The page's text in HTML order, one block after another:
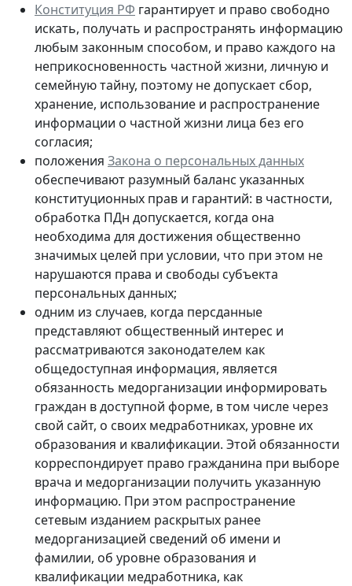
Конституция РФ гарантирует и право свободно
искать, получать и распространять информацию
любым законным способом, и право каждого на
неприкосновенность частной жизни, личную и
семейную тайну, поэтому не допускает сбор,
хранение, использование и распространение
информации о частной жизни лица без его
согласия;
положения Закона о персональных данных
обеспечивают разумный баланс указанных
конституционных прав и гарантий: в частности,
обработка ПДн допускается, когда она
необходима для достижения общественно
значимых целей при условии, что при этом не
нарушаются права и свободы субъекта
персональных данных;
одним из случаев, когда персданные
представляют общественный интерес и
рассматриваются законодателем как
общедоступная информация, является
обязанность медорганизации информировать
граждан в доступной форме, в том числе через
свой сайт, о своих медработниках, уровне их
образования и квалификации. Этой обязанности
корреспондирует право гражданина при выборе
врача и медорганизации получить указанную
информацию. При этом распространение
сетевым изданием раскрытых ранее
медорганизацией сведений об имени и
фамилии, об уровне образования и
квалификации медработника, как